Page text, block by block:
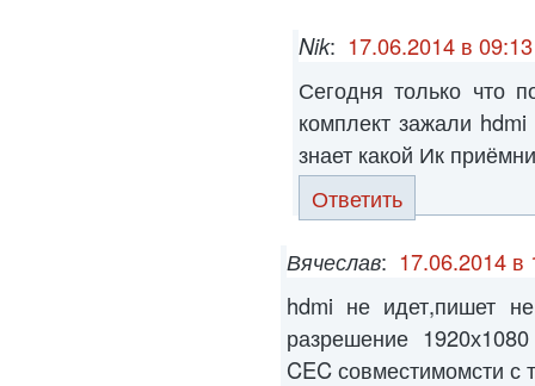
Nik: 17.06.2014 в 09:13
Сегодня только что
комплект зажали
знает какой Ик
Ответить
Вячеслав: 17.06.2014 в
hdmi не идет,пишет
разрешение
CEC совместимомсти с